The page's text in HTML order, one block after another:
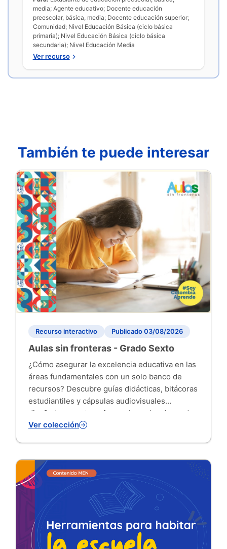
media; Agente educativo; Docente educación
preescolar, básica, media; Docente educación superior;
Comunidad; Nivel Educación Básica (ciclo básica
primaria); Nivel Educación Básica (ciclo básica
secundaria); Nivel Educación Media
Ver recurso
También te puede interesar
Recurso interactivo Publicado 03/08/2026
Aulas sin fronteras - Grado Sexto
¿Cómo asegurar la excelencia educativa en las
áreas fundamentales con un solo banco de
recursos? Descubre guías didácticas, bitácoras
estudiantiles y cápsulas audiovisuales
diseñadas para transformar las aulas de grado
6°.
Ver colección